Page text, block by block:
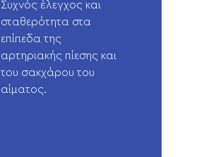
Συχνός έλεγχος και
σταθερότητα στα
επίπεδα της
αρτηριακής πίεσης και
του σακχάρου του
αίματος.